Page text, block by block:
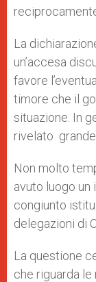
La
un’accesa
favore
timore che il
situazione. In
rivelato
Non molto
avuto luogo un
congiunto
delegazioni di
La questione
che riguarda